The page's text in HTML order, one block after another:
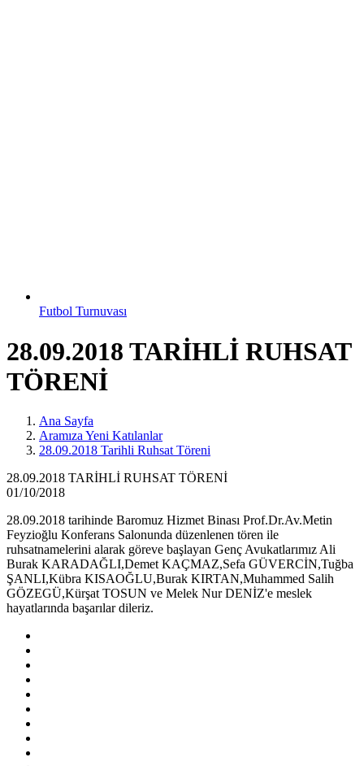
Futbol Turnuvası
28.09.2018 TARİHLİ RUHSAT
TÖRENİ
Ana Sayfa
Aramıza Yeni Katılanlar
28.09.2018 Tarihli Ruhsat Töreni
28.09.2018 TARİHLİ RUHSAT TÖRENİ
01/10/2018
28.09.2018 tarihinde Baromuz Hizmet Binası Prof.Dr.Av.Metin
Feyzioğlu Konferans Salonunda düzenlenen tören ile
ruhsatnamelerini alarak göreve başlayan Genç Avukatlarımız Ali
Burak KARADAĞLI,Demet KAÇMAZ,Sefa GÜVERCİN,Tuğba
ŞANLI,Kübra KISAOĞLU,Burak KIRTAN,Muhammed Salih
GÖZEGÜ,Kürşat TOSUN ve Melek Nur DENİZ'e meslek
hayatlarında başarılar dileriz.